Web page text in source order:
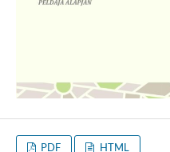
PDF HTML